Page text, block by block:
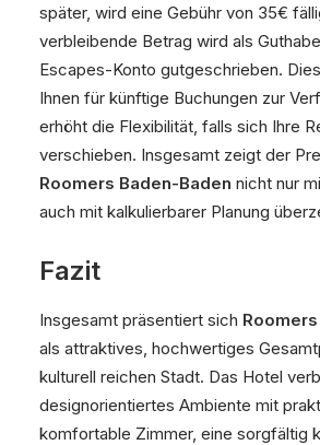
später, wird eine Gebühr von 35€
verbleibende Betrag wird als
Escapes-Konto gutgeschrieben.
Ihnen für künftige Buchungen zur
erhöht die Flexibilität, falls sich Ihre
verschieben. Insgesamt zeigt der
Roomers Baden-Baden nicht nur
auch mit kalkulierbarer Planung
Fazit
Insgesamt präsentiert sich
als attraktives, hochwertiges
kulturell reichen Stadt. Das Hotel
designorientiertes Ambiente mit
komfortable Zimmer, eine sorgfältig